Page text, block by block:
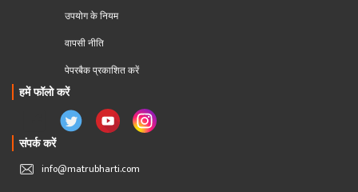
उपयोग के नियम
वापसी नीति
पेपरबैक प्रकाशित करें
हमें फॉलो करें
संपर्क करें
info@matrubharti.com